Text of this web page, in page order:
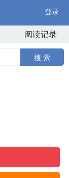
登录
阅读记录
搜 索